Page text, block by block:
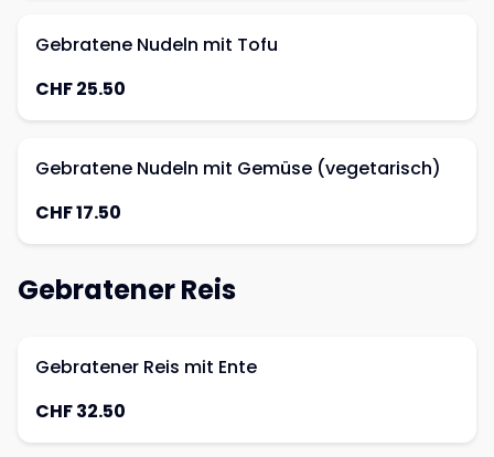
Gebratene Nudeln mit Tofu
CHF 25.50
Gebratene Nudeln mit Gemüse (vegetarisch)
CHF 17.50
Gebratener Reis
Gebratener Reis mit Ente
CHF 32.50